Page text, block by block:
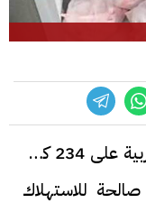
تحفظت مديرية الطب البيطري بالغربية على 234 كيلو
للاستهلاك